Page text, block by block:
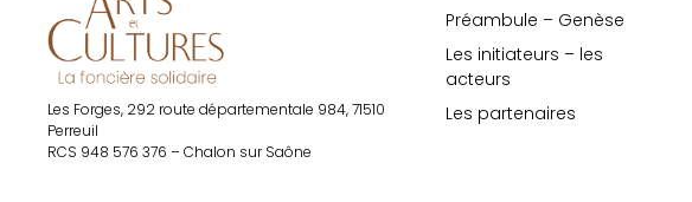
Les Forges, 292 route départementale 984, 71510
Perreuil
RCS 948 576 376 – Chalon sur Saône
Préambule – Genèse
Les initiateurs – les
acteurs
Les partenaires